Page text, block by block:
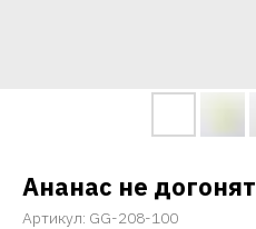
Ананас не догонят
Артикул: GG-208-100